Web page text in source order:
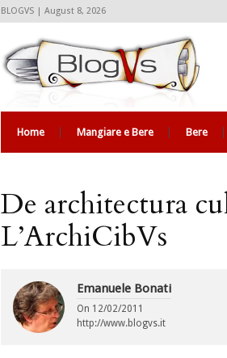
BLOGVS | August 8, 2026
Home Mangiare e Bere Bere
De architectura
L’ArchiCibVs
Emanuele Bonati
On 12/02/2011
http://www.blogvs.it